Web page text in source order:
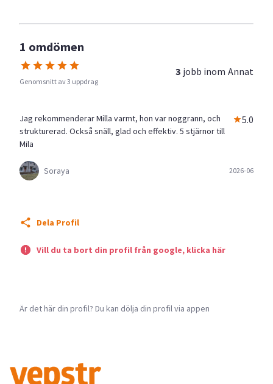
1 omdömen
Genomsnitt av 3 uppdrag
3 jobb inom Annat
Jag rekommenderar Milla varmt, hon var noggrann, och
strukturerad. Också snäll, glad och effektiv. 5 stjärnor till
Mila
5.0
Soraya 2026-06
Dela Profil
Vill du ta bort din profil från google, klicka här
Är det här din profil? Du kan dölja din profil via appen